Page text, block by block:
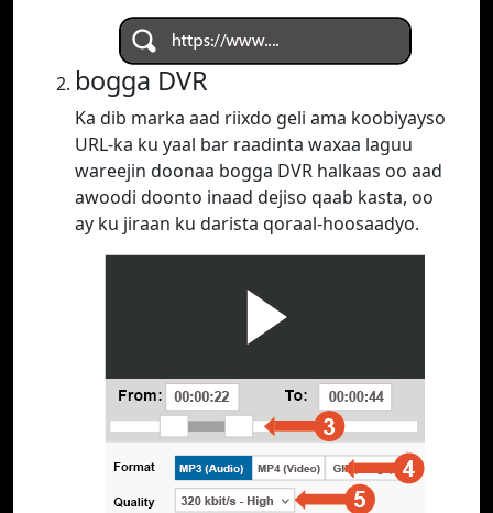
bogga DVR
Ka dib marka aad riixdo geli ama koobiyayso
URL-ka ku yaal bar raadinta waxaa laguu
wareejin doonaa bogga DVR halkaas oo aad
awoodi doonto inaad dejiso qaab kasta, oo
ay ku jiraan ku darista qoraal-hoosaadyo.